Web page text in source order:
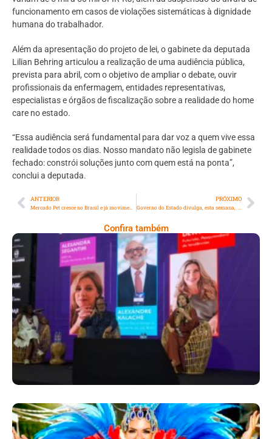
funcionamento em casos de violações sistemáticas à dignidade
humana do trabalhador.
Além da apresentação do projeto de lei, o gabinete da deputada
Lilian Behring articulou a realização de uma audiência pública,
prevista para abril, com o objetivo de ampliar o debate, ouvir
profissionais da enfermagem, entidades representativas,
especialistas e órgãos de fiscalização sobre a realidade do home
care no estado.
“Essa audiência será fundamental para dar voz a quem vive essa
realidade todos os dias. Nosso mandato não legisla de gabinete
fechado: constrói soluções junto com quem está na ponta”,
conclui a deputada.
ANTERIOR PRÓXIMO
Confira também
Longevidade, Inclusão E Futuro Marcam
Rio Innovation Week